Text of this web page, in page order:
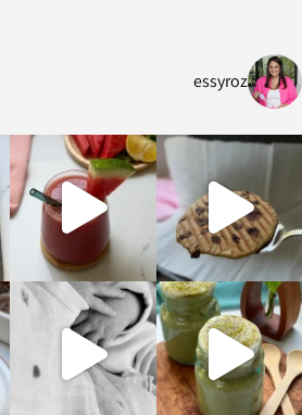
essyroz
החום המתקרב, הכנתי
ושיבולת שועל עשיר ומהמם שמתאים לארוח
וברוכה שיש בעולם
וקקאו מופלא ונימוח והכי אבל הכי טעים